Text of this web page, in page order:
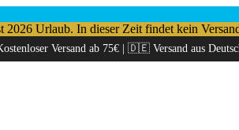
Urlaub. In dieser Zeit findet kein
Versand ab 75€ | 🇩🇪 Versand aus